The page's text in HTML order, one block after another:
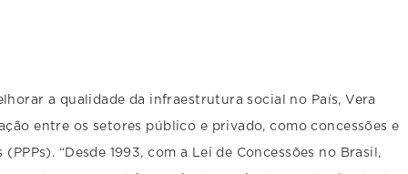
a qualidade da infraestrutura social no País, Vera
entre os setores público e privado, como concessões e
“Desde 1993, com a Lei de Concessões no Brasil,